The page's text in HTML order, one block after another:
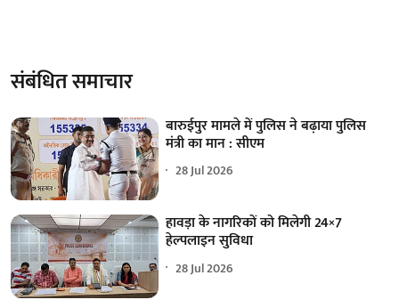
संबंधित समाचार
बारुईपुर मामले में पुलिस ने बढ़ाया पुलिस
मंत्री का मान : सीएम
28 Jul 2026
हावड़ा के नागरिकों को मिलेगी 24×7
हेल्पलाइन सुविधा
28 Jul 2026